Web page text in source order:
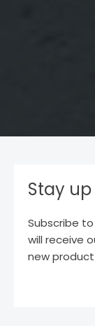
Stay
Subscribe
will receive
new